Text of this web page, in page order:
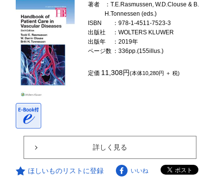
著者
：T.E.Rasmussen, W.D.Clouse & B.
H.Tonnessen (eds.)
ISBN
：978-1-4511-7523-3
出版社
：WOLTERS KLUWER
出版年
：2019年
ページ数 ：336pp.(155illus.)
定価 11,308円(本体10,280円 ＋ 税)
詳しく見る
ほしいものリストに登録 いいね